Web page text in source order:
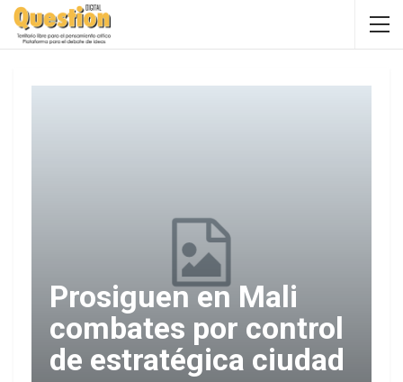
Prosiguen en Mali
combates por control
de estratégica ciudad